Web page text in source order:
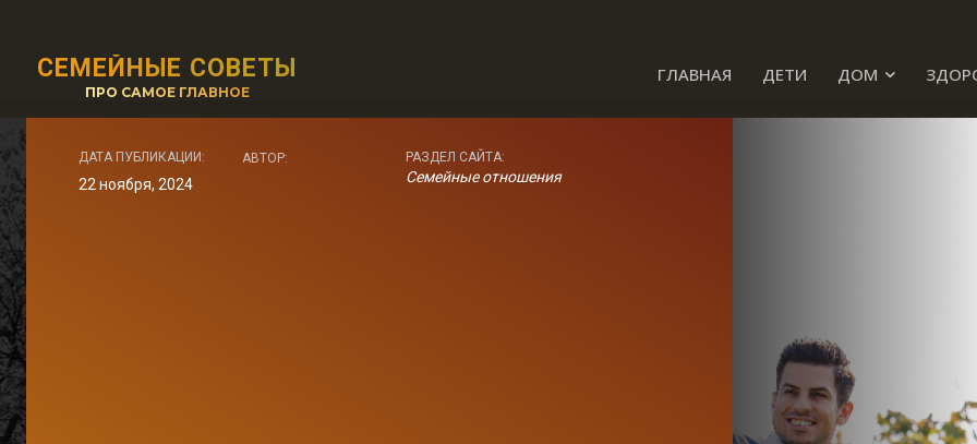
СЕМЕЙНЫЕ СОВЕТЫ
ПРО САМОЕ ГЛАВНОЕ
ГЛАВНАЯ ДЕТИ ДОМ
ДАТА ПУБЛИКАЦИИ:
22 ноября, 2024
АВТОР: РАЗДЕЛ САЙТА:
Семейные отношения